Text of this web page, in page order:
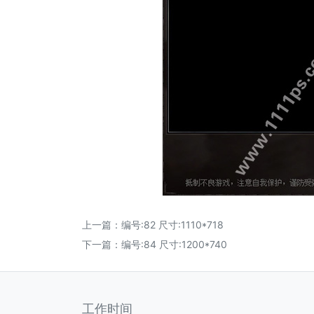
上一篇： 编号:82 尺寸:1110*718
下一篇： 编号:84 尺寸:1200*740
工作时间